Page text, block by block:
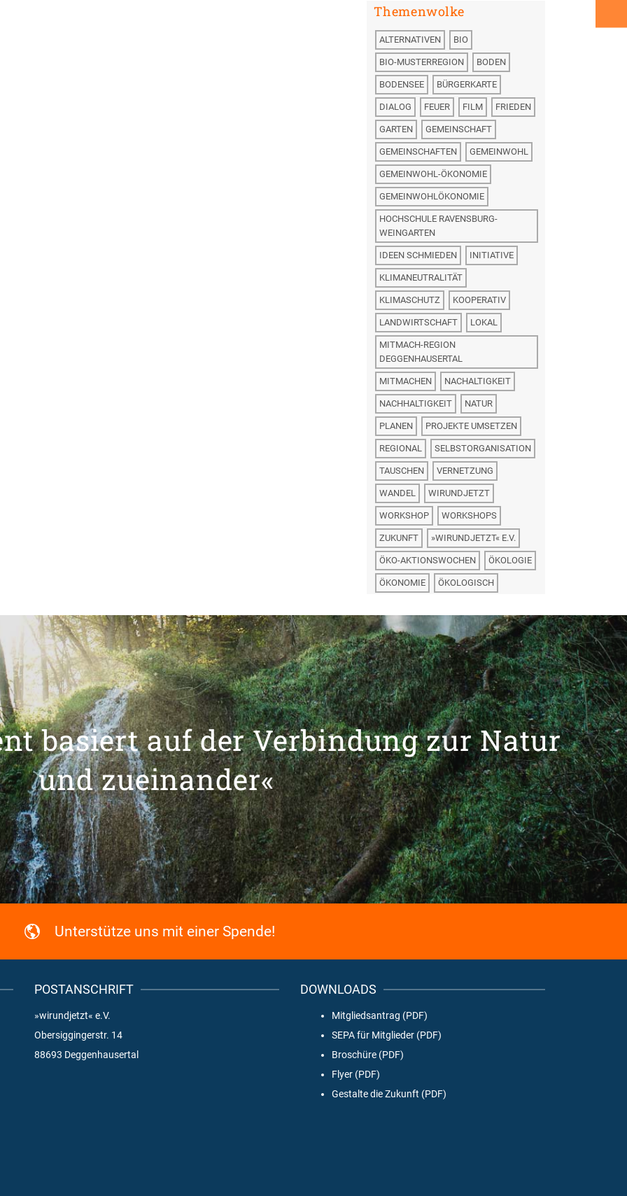
Themenwolke
ALTERNATIVEN BIO
BIO-MUSTERREGION BODEN
BODENSEE BÜRGERKARTE
DIALOG FEUER FILM FRIEDEN
GARTEN GEMEINSCHAFT
GEMEINSCHAFTEN GEMEINWOHL
GEMEINWOHL-ÖKONOMIE
GEMEINWOHLÖKONOMIE
HOCHSCHULE RAVENSBURG-
WEINGARTEN
IDEEN SCHMIEDEN INITIATIVE
KLIMANEUTRALITÄT
KLIMASCHUTZ KOOPERATIV
LANDWIRTSCHAFT LOKAL
MITMACH-REGION
DEGGENHAUSERTAL
MITMACHEN NACHALTIGKEIT
NACHHALTIGKEIT NATUR
PLANEN PROJEKTE UMSETZEN
REGIONAL SELBSTORGANISATION
TAUSCHEN VERNETZUNG
WANDEL WIRUNDJETZT
WORKSHOP WORKSHOPS
ZUKUNFT »WIRUNDJETZT« E.V.
ÖKO-AKTIONSWOCHEN ÖKOLOGIE
ÖKONOMIE ÖKOLOGISCH
basiert auf der Verbindung zur Natur
und zueinander«
Unterstütze uns mit einer Spende!
POSTANSCHRIFT
»wirundjetzt« e.V.
Obersiggingerstr. 14
88693 Deggenhausertal
DOWNLOADS
Mitgliedsantrag (PDF)
SEPA für Mitglieder (PDF)
Broschüre (PDF)
Flyer (PDF)
Gestalte die Zukunft (PDF)